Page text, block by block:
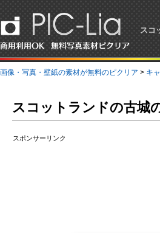
スコ
画像・写真・壁紙の素材が無料のピクリア > キ
スコットランドの古城
スポンサーリンク